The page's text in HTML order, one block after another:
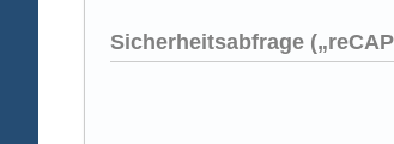
Sicherheitsabfrage